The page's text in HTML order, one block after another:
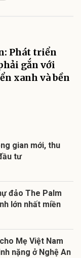
Phát triển
gắn với
xanh và bền
gian mới, thu
tư
đảo The Palm
lớn nhất miền
Mẹ Việt Nam
nặng ở Nghệ An